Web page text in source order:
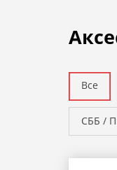
Все
СББ /